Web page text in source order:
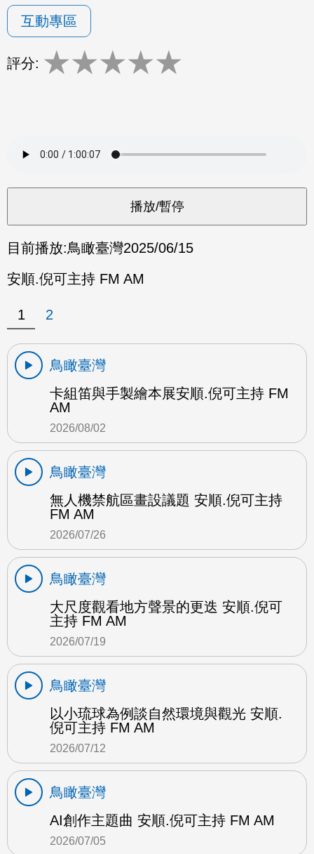
互動專區
評分: ★★★★★
目前播放:鳥瞰臺灣2025/06/15
安順.倪可主持 FM AM
1 2
鳥瞰臺灣
卡組笛與手製繪本展安順.倪可主持 FM
AM
2026/08/02
鳥瞰臺灣
無人機禁航區畫設議題 安順.倪可主持
FM AM
2026/07/26
鳥瞰臺灣
大尺度觀看地方聲景的更迭 安順.倪可
主持 FM AM
2026/07/19
鳥瞰臺灣
以小琉球為例談自然環境與觀光 安順.
倪可主持 FM AM
2026/07/12
鳥瞰臺灣
AI創作主題曲 安順.倪可主持 FM AM
2026/07/05